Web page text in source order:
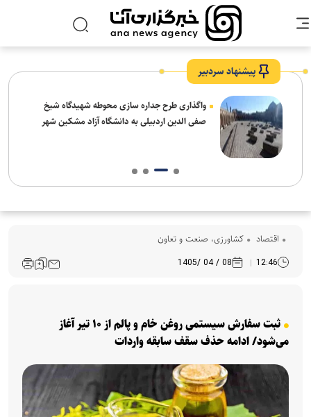
پیشنهاد سردبیر
واگذاری طرح جداره سازی محوطه شهیدگاه شیخ
صفی الدین اردبیلی به دانشگاه آزاد مشکین شهر
اقتصاد کشاورزی، صنعت و تعاون
12:46
08 / 04 /1405
ثبت سفارش سیستمی روغن خام و پالم از ۱۰ تیر آغاز
می‌شود/ ادامه حذف سقف سابقه واردات